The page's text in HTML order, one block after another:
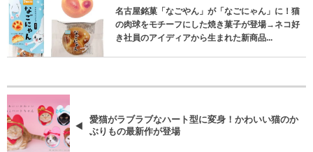
名古屋銘菓「なごやん」が「なごにゃん」に！猫
の肉球をモチーフにした焼き菓子が登場→ネコ好
き社員のアイディアから生まれた新商品...
愛猫がラブラブなハート型に変身！かわいい猫のか
ぶりもの最新作が登場